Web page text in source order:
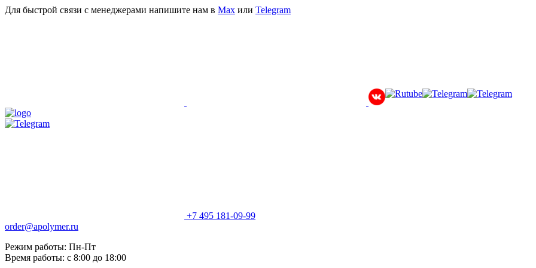
Для быстрой связи с менеджерами напишите нам в Мах или Telegram
+7 495 181-09-99
order@apolymer.ru
Режим работы: Пн-Пт
Время работы: с 8:00 до 18:00